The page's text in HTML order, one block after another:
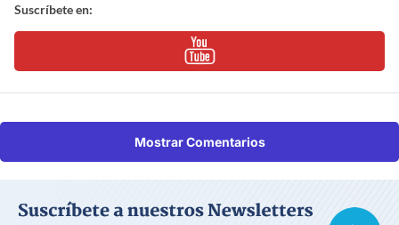
Suscríbete en:
Mostrar Comentarios